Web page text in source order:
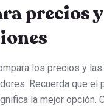
precios y
los precios y
Recuerda que el
la mejor opción.